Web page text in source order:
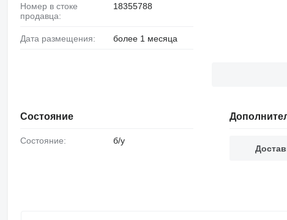
Номер в стоке
продавца:
18355788
Дата размещения: более 1 месяца
Состояние
Состояние: б/у